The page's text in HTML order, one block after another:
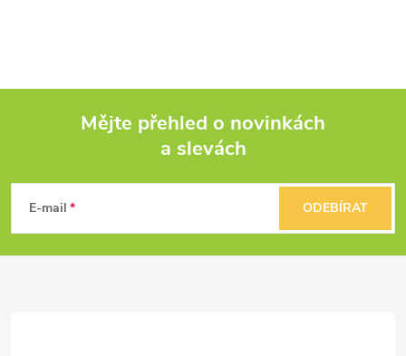
p
Mějte přehled o novinkách
a slevách
E-mail ODEBÍRAT